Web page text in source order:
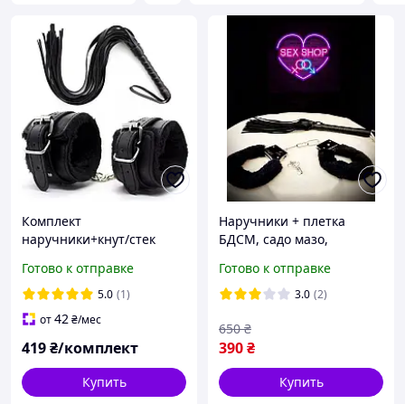
Комплект
наручники+кнут/стек
Готово к отправке
5.0 (1)
от42₴/мес
419₴/комплект
Купить
Наручники + плетка
БДСМ, садо мазо,
игрушки
Готово к отправке
3.0 (2)
390₴
650 ₴
Купить